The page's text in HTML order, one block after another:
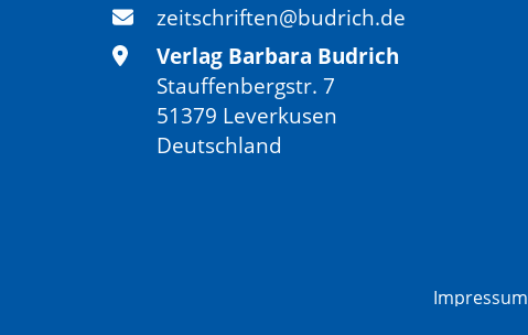
zeitschriften@budrich.de
Verlag Barbara Budrich
Stauffenbergstr. 7
51379 Leverkusen
Deutschland
Impressum